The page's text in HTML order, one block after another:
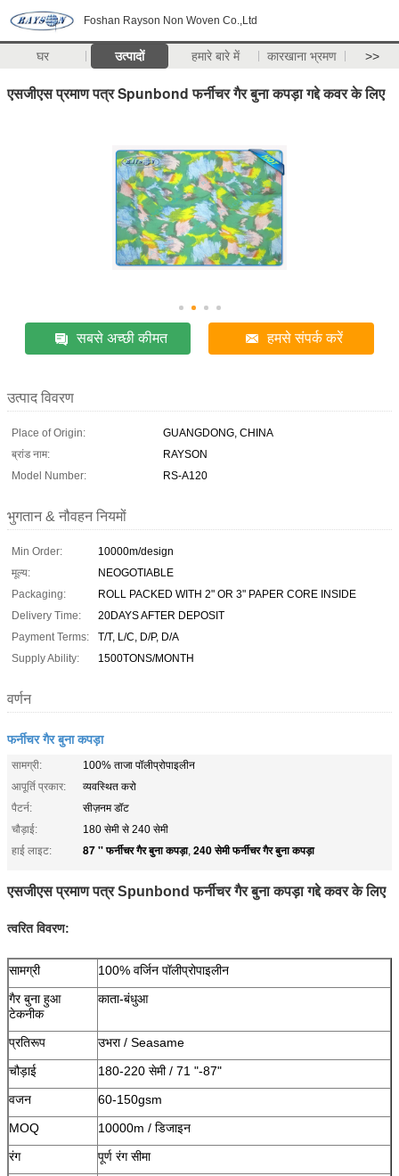
Foshan Rayson Non Woven Co.,Ltd
घर उत्पादों हमारे बारे में कारखाना भ्रमण >>
एसजीएस प्रमाण पत्र Spunbond फर्नीचर गैर बुना कपड़ा गद्दे कवर के लिए
सबसे अच्छी कीमत हमसे संपर्क करें
उत्पाद विवरण
Place of Origin:
GUANGDONG, CHINA
ब्रांड नाम:
RAYSON
Model Number:
RS-A120
भुगतान & नौवहन नियमों
Min Order:
10000m/design
मूल्य:
NEOGOTIABLE
Packaging:
ROLL PACKED WITH 2" OR 3" PAPER CORE INSIDE
Delivery Time:
20DAYS AFTER DEPOSIT
Payment Terms:
T/T, L/C, D/P, D/A
Supply Ability:
1500TONS/MONTH
वर्णन
फर्नीचर गैर बुना कपड़ा
सामग्री:
100% ताजा पॉलीप्रोपाइलीन
आपूर्ति प्रकार:
व्यवस्थित करो
पैटर्न:
सीज़नम डॉट
चौड़ाई:
180 सेमी से 240 सेमी
हाई लाइट:
87 '' फर्नीचर गैर बुना कपड़ा, 240 सेमी फर्नीचर गैर बुना कपड़ा
एसजीएस प्रमाण पत्र Spunbond फर्नीचर गैर बुना कपड़ा गद्दे कवर के लिए
त्वरित विवरण:
सामग्री
100% वर्जिन पॉलीप्रोपाइलीन
गैर बुना हुआ
टेकनीक
काता-बंधुआ
प्रतिरूप
उभरा / Seasame
चौड़ाई
180-220 सेमी / 71 "-87"
वजन
60-150gsm
MOQ
10000m / डिजाइन
रंग
पूर्ण रंग सीमा